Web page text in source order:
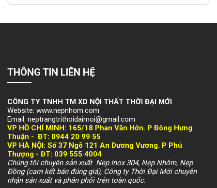
THÔNG TIN LIÊN HỆ
CÔNG TY TNHH TM XD NỘI THẤT THỜI ĐẠI MỚI
Website: www.nepnhom.com
Email: neptrangtrithoidaimoi@gmail.com
VP HỒ CHÍ MINH: 165/18 Phan Văn Hớn. P Đông Hưng
Thuận - ĐT: 0944 20 99 55
VP HÀ NỘI: Số 37 Ngõ 121 An Dương Vương. P Phú
Thượng - ĐT: 039 555 4004
Chúng tôi chuyên sản xuất Nẹp Inox 304, Nẹp Nhôm, Nẹp
Đồng (cam kết bán đúng giá), Công ty Thời Đại Mới chuyên
nhận sản xuất và phân phối trên toàn quốc.